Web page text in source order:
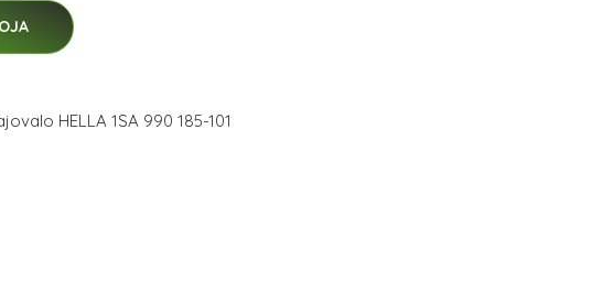
HELLA 1SA 990 185-101